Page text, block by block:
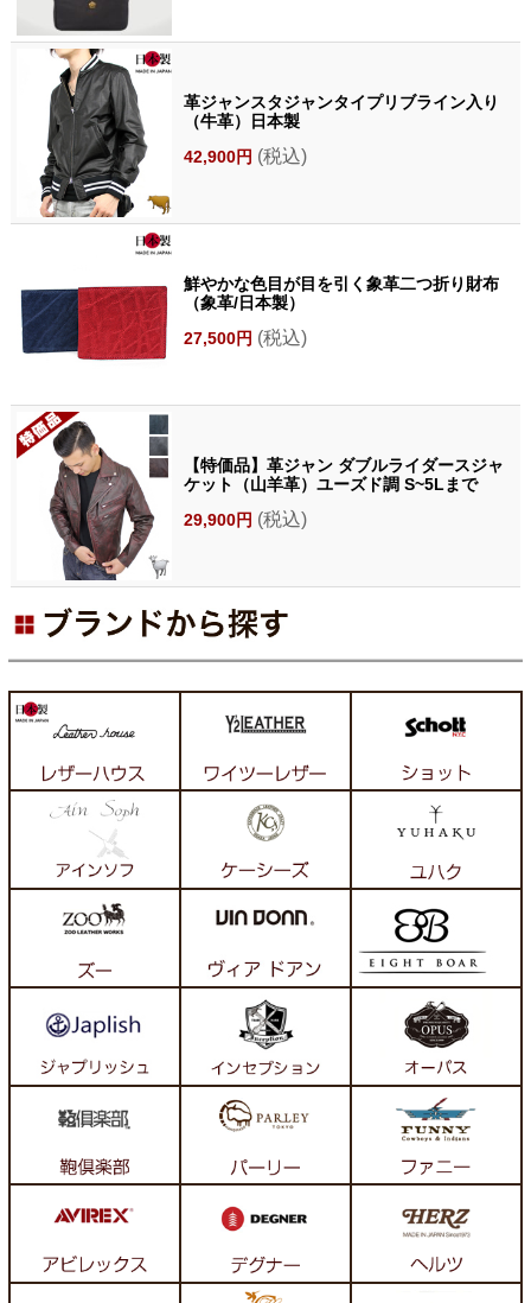
革ジャンスタジャンタイプリブライン入り
（牛革）日本製
42,900円 (税込)
鮮やかな色目が目を引く象革二つ折り財布
（象革/日本製）
27,500円 (税込)
【特価品】革ジャン ダブルライダースジャ
ケット（山羊革）ユーズド調 S~5Lまで
29,900円 (税込)